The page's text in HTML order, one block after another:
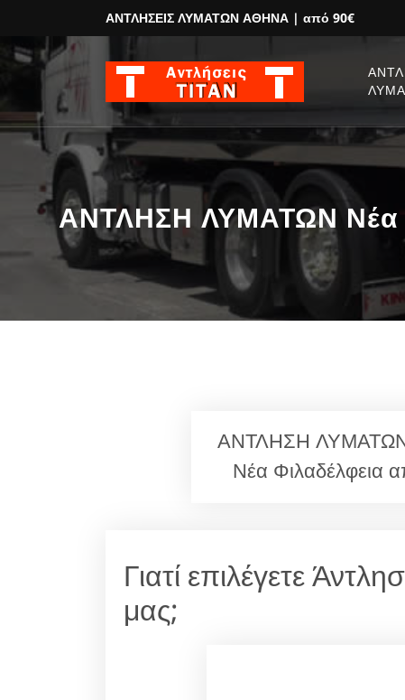
ΑΝΤΛΗΣΕΙΣ ΛΥΜΑΤΩΝ ΑΘΗΝΑ | από 90€
ΑΝΤΛΗΣΗ ΛΥΜΑΤΩΝ Νέα
ΑΝΤΛΗΣΗ ΛΥΜΑΤΩΝ
Νέα Φιλαδέλφεια
Γιατί επιλέγετε
μας;